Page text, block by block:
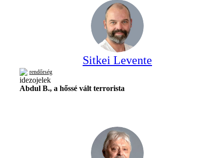
Sitkei Levente
rendőrség
Abdul B., a hőssé vált terrorista